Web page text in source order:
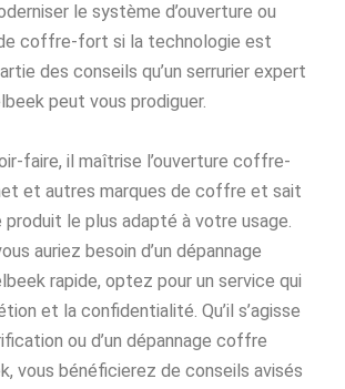
le système d’ouverture ou
coffre-fort si la technologie est
des conseils qu’un serrurier expert
peut vous prodiguer.
faire, il maîtrise l’ouverture coffre-
et autres marques de coffre et sait
produit le plus adapté à votre usage.
auriez besoin d’un dépannage
rapide, optez pour un service qui
et la confidentialité. Qu’il s’agisse
ou d’un dépannage coffre
vous bénéficierez de conseils avisés